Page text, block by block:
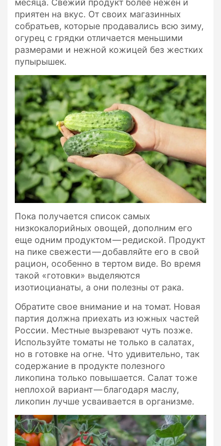
месяца. Свежий продукт более нежен и
приятен на вкус. От своих магазинных
собратьев, которые продавались всю зиму,
огурец с грядки отличается меньшими
размерами и нежной кожицей без жестких
пупырышек.
Пока получается список самых
низкокалорийных овощей, дополним его
еще одним продуктом — редиской. Продукт
на пике свежести — добавляйте его в свой
рацион, особенно в тертом виде. Во время
такой «готовки» выделяются
изотиоцианаты, а они полезны от рака.
Обратите свое внимание и на томат. Новая
партия должна приехать из южных частей
России. Местные вызревают чуть позже.
Используйте томаты не только в салатах,
но в готовке на огне. Что удивительно, так
содержание в продукте полезного
ликопина только повышается. Салат тоже
неплохой вариант — благодаря маслу,
ликопин лучше усваивается в организме.